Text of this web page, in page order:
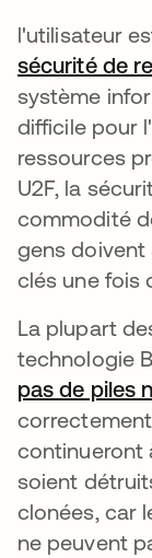
l'utilisateur
sécurité de
système
difficile pour
ressources
U2F, la
commodité
gens doivent
clés une fois
La plupart
technologie
pas de piles
continueront
soient
clonées, car
ne peuvent